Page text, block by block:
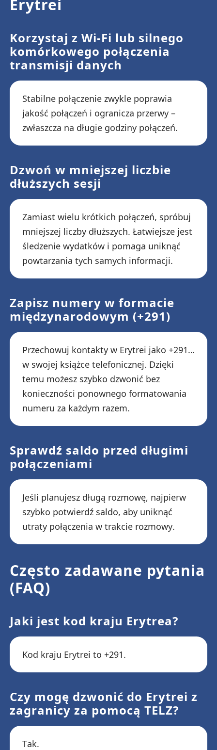
Erytrei
Korzystaj z Wi-Fi lub silnego
komórkowego połączenia
transmisji danych
Stabilne połączenie zwykle poprawia
jakość połączeń i ogranicza przerwy –
zwłaszcza na długie godziny połączeń.
Dzwoń w mniejszej liczbie
dłuższych sesji
Zamiast wielu krótkich połączeń, spróbuj
mniejszej liczby dłuższych. Łatwiejsze jest
śledzenie wydatków i pomaga uniknąć
powtarzania tych samych informacji.
Zapisz numery w formacie
międzynarodowym (+291)
Przechowuj kontakty w Erytrei jako +291…
w swojej książce telefonicznej. Dzięki
temu możesz szybko dzwonić bez
konieczności ponownego formatowania
numeru za każdym razem.
Sprawdź saldo przed długimi
połączeniami
Jeśli planujesz długą rozmowę, najpierw
szybko potwierdź saldo, aby uniknąć
utraty połączenia w trakcie rozmowy.
Często zadawane pytania
(FAQ)
Jaki jest kod kraju Erytrea?
Kod kraju Erytrei to +291.
Czy mogę dzwonić do Erytrei z
zagranicy za pomocą TELZ?
Tak.